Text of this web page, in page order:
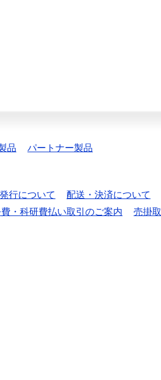
品 パートナー製品
行について 配送・決済について
・科研費払い取引のご案内 売掛